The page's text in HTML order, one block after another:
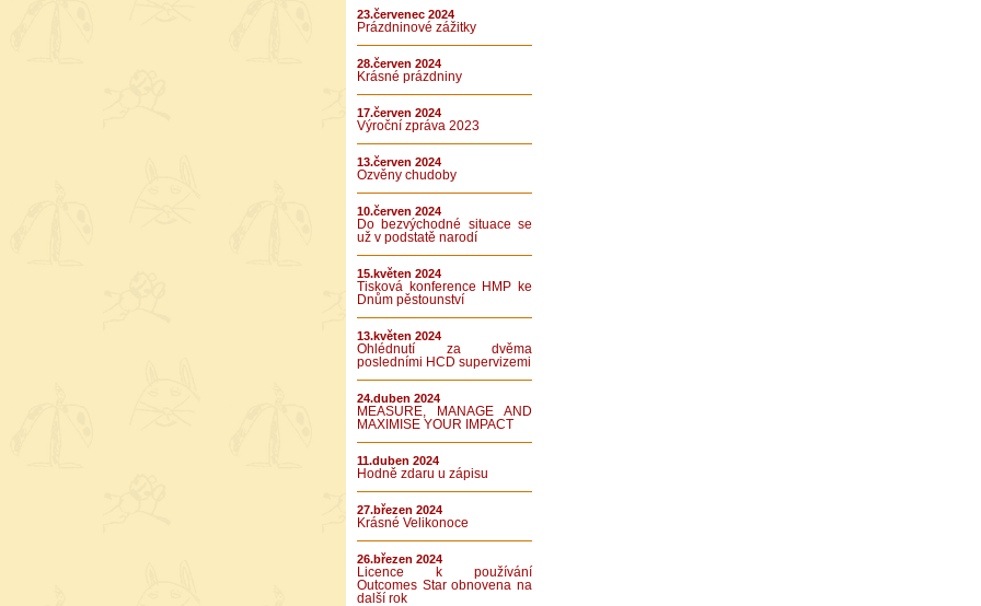
23.červenec 2024
Prázdninové zážitky
28.červen 2024
Krásné prázdniny
17.červen 2024
Výroční zpráva 2023
13.červen 2024
Ozvěny chudoby
10.červen 2024
Do bezvýchodné situace se
už v podstatě narodí
15.květen 2024
Tisková konference HMP ke
Dnům pěstounství
13.květen 2024
Ohlédnutí za dvěma
posledními HCD supervizemi
24.duben 2024
MEASURE, MANAGE AND
MAXIMISE YOUR IMPACT
11.duben 2024
Hodně zdaru u zápisu
27.březen 2024
Krásné Velikonoce
26.březen 2024
Licence k používání
Outcomes Star obnovena na
další rok